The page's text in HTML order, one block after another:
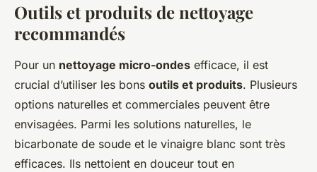
Outils et produits de nettoyage
recommandés
Pour un nettoyage micro-ondes efficace, il est
crucial d’utiliser les bons outils et produits. Plusieurs
options naturelles et commerciales peuvent être
envisagées. Parmi les solutions naturelles, le
bicarbonate de soude et le vinaigre blanc sont très
efficaces. Ils nettoient en douceur tout en